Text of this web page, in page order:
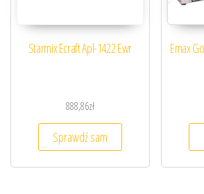
Starmix Ecraft Apl-1422 Ewr
888,86zł
Sprawdź sam
Emax